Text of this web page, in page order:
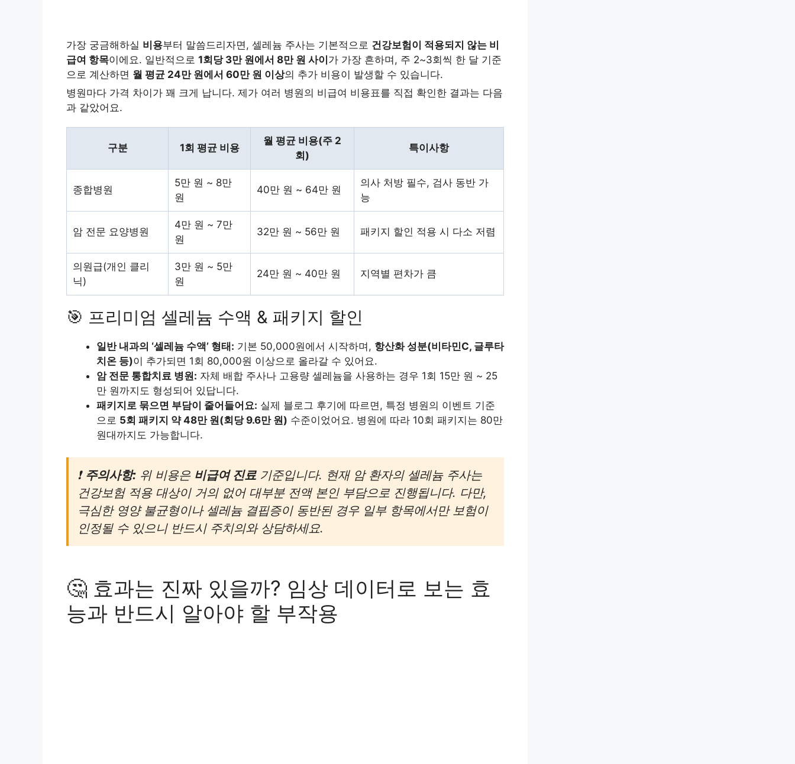
가장 궁금해하실 비용부터 말씀드리자면, 셀레늄 주사는 기본적으로 건강보험이 적용되지 않는 비
급여 항목이에요. 일반적으로 1회당 3만 원에서 8만 원 사이 가 가장 흔하며, 주 2~3회씩 한 달 기준
으로 계산하면 월 평균 24만 원에서 60만 원 이상의 추가 비용이 발생할 수 있습니다.
병원마다 가격 차이가 꽤 크게 납니다. 제가 여러 병원의 비급여 비용표를 직접 확인한 결과는 다음
과 같았어요.
구분 1회 평균 비용
월 평균 비용(주 2
회)
특이사항
종합병원
5만 원 ~ 8만
원
40만 원 ~ 64만 원
의사 처방 필수, 검사 동반 가
능
암 전문 요양병원
4만 원 ~ 7만
원
32만 원 ~ 56만 원 패키지 할인 적용 시 다소 저렴
의원급(개인 클리
닉)
3만 원 ~ 5만
원
24만 원 ~ 40만 원 지역별 편차가 큼
🎯 프리미엄 셀레늄 수액 & 패키지 할인
일반 내과의 ‘셀레늄 수액’ 형태: 기본 50,000원에서 시작하며, 항산화 성분(비타민C, 글루타
치온 등)이 추가되면 1회 80,000원 이상으로 올라갈 수 있어요.
암 전문 통합치료 병원: 자체 배합 주사나 고용량 셀레늄을 사용하는 경우 1회 15만 원 ~ 25
만 원까지도 형성되어 있답니다.
패키지로 묶으면 부담이 줄어들어요: 실제 블로그 후기에 따르면, 특정 병원의 이벤트 기준
으로 5회 패키지 약 48만 원(회당 9.6만 원) 수준이었어요. 병원에 따라 10회 패키지는 80만
원대까지도 가능합니다.
❗ 주의사항: 위 비용은 비급여 진료기준입니다. 현재 암 환자의 셀레늄 주사는
건강보험 적용 대상이 거의 없어 대부분 전액 본인 부담으로 진행됩니다. 다만,
극심한 영양 불균형이나 셀레늄 결핍증이 동반된 경우 일부 항목에서만 보험이
인정될 수 있으니 반드시 주치의와 상담하세요.
🤔 효과는 진짜 있을까? 임상 데이터로 보는 효
능과 반드시 알아야 할 부작용